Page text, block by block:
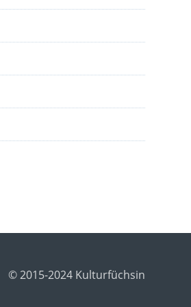
© 2015-2024 Kulturfüchsin